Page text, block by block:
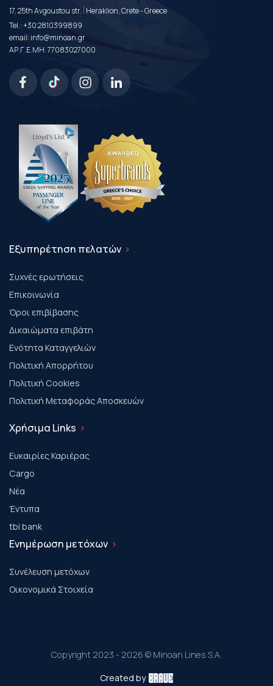
17, 25th Avgoustou str. | Heraklion, Crete - Greece
Tel.:+30 2810399899
email:info@minoan.gr
ΑΡ.Γ.Ε.ΜΗ. 77083027000
Εξυπηρέτηση πελατών
Συχνές ερωτήσεις
Επικοινωνία
Όροι επιβίβασης
Δικαιώματα επιβάτη
Ενότητα Καταγγελιών
Πολιτική Απορρήτου
Πολιτική Cookies
Πολιτική Μεταφοράς Αποσκευών
Χρήσιμα Links
Ευκαιρίες Καριέρας
Cargo
Νέα
Έντυπα
tbi bank
Ενημέρωση μετόχων
Συνέλευση μετόχων
Οικονομικά Στοιχεία
Copyright 2023 - 2026 © Minoan Lines S.A.
Created by